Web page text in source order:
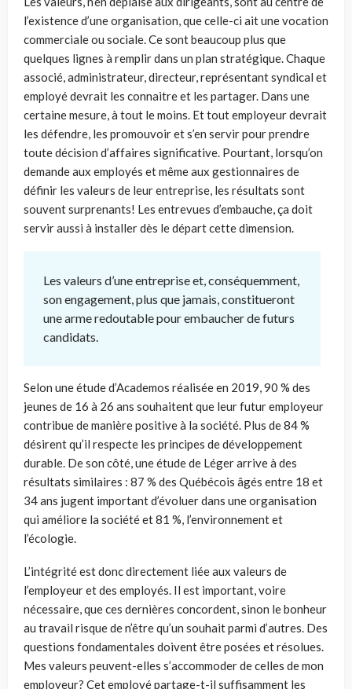
l’existence d’une organisation, que celle-ci ait une vocation
commerciale ou sociale. Ce sont beaucoup plus que
quelques lignes à remplir dans un plan stratégique. Chaque
associé, administrateur, directeur, représentant syndical et
employé devrait les connaitre et les partager. Dans une
certaine mesure, à tout le moins. Et tout employeur devrait
les défendre, les promouvoir et s’en servir pour prendre
toute décision d’affaires significative. Pourtant, lorsqu’on
demande aux employés et même aux gestionnaires de
définir les valeurs de leur entreprise, les résultats sont
souvent surprenants! Les entrevues d’embauche, ça doit
servir aussi à installer dès le départ cette dimension.
Les valeurs d’une entreprise et, conséquemment,
son engagement, plus que jamais, constitueront
une arme redoutable pour embaucher de futurs
candidats.
Selon une étude d’Academos réalisée en 2019, 90 % des
jeunes de 16 à 26 ans souhaitent que leur futur employeur
contribue de manière positive à la société. Plus de 84 %
désirent qu’il respecte les principes de développement
durable. De son côté, une étude de Légerarrive à des
résultats similaires : 87 % des Québécois âgés entre 18 et
34 ans jugent important d’évoluer dans une organisation
qui améliore la société et 81 %, l’environnement et
l’écologie.
L’intégrité est donc directement liée aux valeurs de
l’employeur et des employés. Il est important, voire
nécessaire, que ces dernières concordent, sinon le bonheur
au travail risque de n’être qu’un souhait parmi d’autres. Des
questions fondamentales doivent être posées et résolues.
Mes valeurs peuvent-elles s’accommoder de celles de mon
employeur? Cet employé partage-t-il suffisamment les